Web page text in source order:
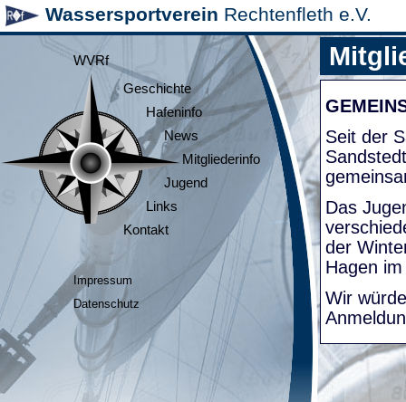
Wassersportverein Rechtenfleth e.V.
WVRf
Geschichte
Hafeninfo
News
Mitgliederinfo
Jugend
Links
Kontakt
Impressum
Datenschutz
Seit der
Das
der
Hagen
Wir